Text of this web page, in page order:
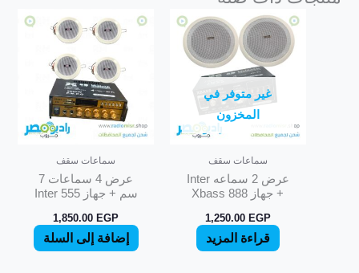
غير متوفر في
المخزون
سماعات سقف
عرض 2 سماعه Inter
+ جهاز Xbass 888
1,250.00 EGP
قراءة المزيد
سماعات سقف
عرض 4 سماعات 7
سم + جهاز Inter 555
1,850.00EGP
إضافة إلى السلة